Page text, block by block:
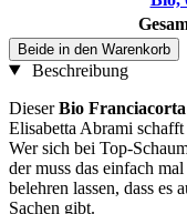
Beide in den Warenkorb
Beschreibung
DieserBio Franciacorta
Elisabetta Abrami
Wer sich bei Top-
der muss das einfach
belehren lassen, dass es
Sachen gibt.